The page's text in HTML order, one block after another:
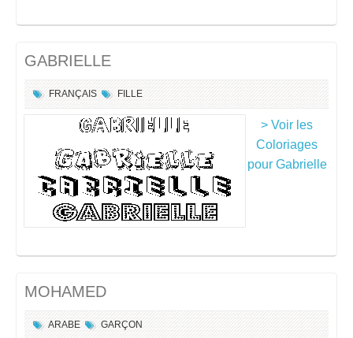
GABRIELLE
FRANÇAIS FILLE
> Voir les
Coloriages
pour Gabrielle
MOHAMED
ARABE GARÇON